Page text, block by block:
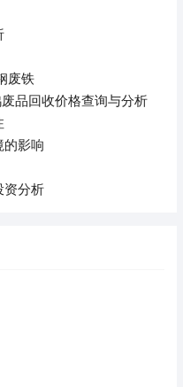
废铁
品回收价格查询与分析
的影响
资分析